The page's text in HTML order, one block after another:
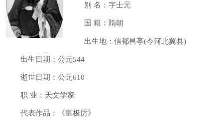
别 名：字士元
国 籍：隋朝
出生地：信都昌亭(今河北冀县)
出生日期：公元544
逝世日期：公元610
职 业：天文学家
代表作品：《皇极厉》